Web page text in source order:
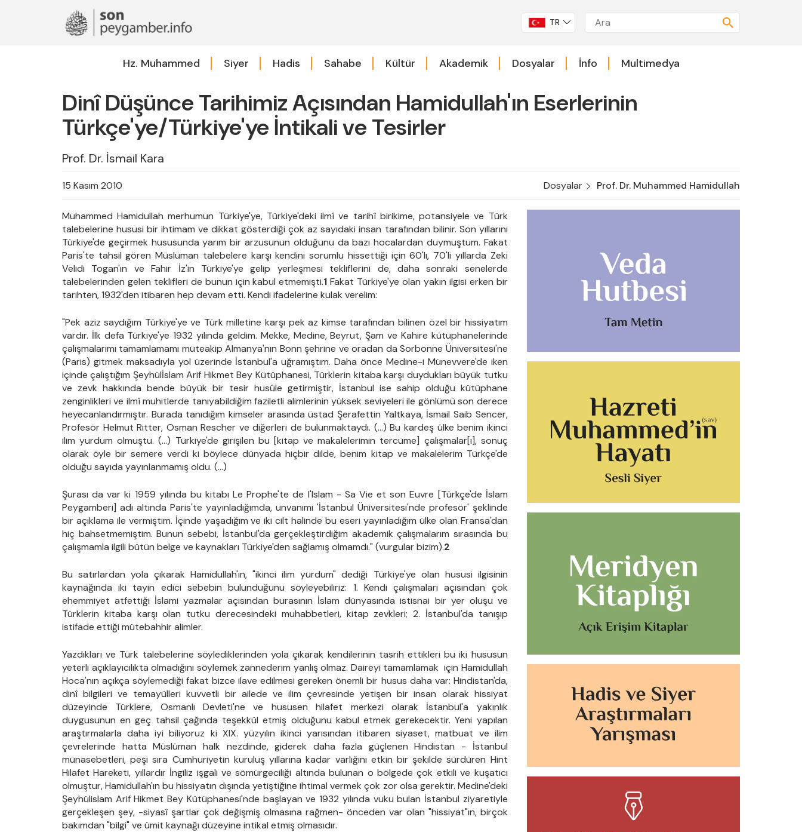
TR
Hz. Muhammed Siyer Hadis Sahabe Kültür Akademik Dosyalar İnfo Multimedya
Dinî Düşünce Tarihimiz Açısından Hamidullah'ın Eserlerinin
Türkçe'ye/Türkiye'ye İntikali ve Tesirler
Prof. Dr. İsmail Kara
15 Kasım 2010 Dosyalar Prof. Dr. Muhammed Hamidullah
Muhammed Hamidullah merhumun Türkiye'ye, Türkiye'deki ilmî ve tarihî birikime, potansiyele ve Türk
talebelerine hususi bir ihtimam ve dikkat gösterdiği çok az sayıdaki insan tarafından bilinir. Son yıllarını
Türkiye'de geçirmek hususunda yarım bir arzusunun olduğunu da bazı hocalardan duymuştum. Fakat
Paris'te tahsil gören Müslüman talebelere karşı kendini sorumlu hissettiği için 60'lı, 70'li yıllarda Zeki
Velidi Togan'ın ve Fahir İz'in Türkiye'ye gelip yerleşmesi tekliflerini de, daha sonraki senelerde
talebelerinden gelen teklifleri de bunun için kabul etmemişti.1 Fakat Türkiye'ye olan yakın ilgisi erken bir
tarihten, 1932'den itibaren hep devam etti. Kendi ifadelerine kulak verelim:
"Pek aziz saydığım Türkiye'ye ve Türk milletine karşı pek az kimse tarafından bilinen özel bir hissiyatım
vardır. İlk defa Türkiye'ye 1932 yılında geldim. Mekke, Medine, Beyrut, Şam ve Kahire kütüphanelerinde
çalışmalarımı tamamlamamı müteakip Almanya'nın Bonn şehrine ve oradan da Sorbonne Üniversitesi'ne
(Paris) gitmek maksadıyla yol üzerinde İstanbul'a uğramıştım. Daha önce Medine-i Münevvere'de iken
içinde çalıştığım Şeyhülİslam Arif Hikmet Bey Kütüphanesi, Türklerin kitaba karşı duydukları büyük tutku
ve zevk hakkında bende büyük bir tesir husûle getirmiştir, İstanbul ise sahip olduğu kütüphane
zenginlikleri ve ilmî muhitlerde tanıyabildiğim faziletli alimlerinin yüksek seviyeleri ile gönlümü son derece
heyecanlandırmıştır. Burada tanıdığım kimseler arasında üstad Şerafettin Yaltkaya, İsmail Saib Sencer,
Profesör Helmut Ritter, Osman Rescher ve diğerleri de bulunmaktaydı. (...) Bu kardeş ülke benim ikinci
ilim yurdum olmuştu. (...) Türkiye'de girişilen bu [kitap ve makalelerimin tercüme] çalışmalar[ı], sonuç
olarak öyle bir semere verdi ki böylece dünyada hiçbir dilde, benim kitap ve makalelerim Türkçe'de
olduğu sayıda yayınlanmamış oldu. (...)
Şurası da var ki 1959 yılında bu kitabı Le Prophe'te de l'Islam - Sa Vie et son Euvre [Türkçe'de İslam
Peygamberi] adı altında Paris'te yayınladığımda, unvanımı 'İstanbul Üniversitesi'nde profesör' şeklinde
bir açıklama ile vermiştim. İçinde yaşadığım ve iki cilt halinde bu eseri yayınladığım ülke olan Fransa'dan
hiç bahsetmemiştim. Bunun sebebi, İstanbul'da gerçekleştirdiğim akademik çalışmalarım sırasında bu
çalışmamla ilgili bütün belge ve kaynakları Türkiye'den sağlamış olmamdı." (vurgular bizim).2
Bu satırlardan yola çıkarak Hamidullah'ın, "ikinci ilim yurdum" dediği Türkiye'ye olan hususi ilgisinin
kaynağında iki tayin edici sebebin bulunduğunu söyleyebiliriz: 1. Kendi çalışmaları açısından çok
ehemmiyet atfettiği İslami yazmalar açısından burasının İslam dünyasında istisnai bir yer oluşu ve
Türklerin kitaba karşı olan tutku derecesindeki muhabbetleri, kitap zevkleri; 2. İstanbul'da tanışıp
istifade ettiği mütebahhir alimler.
Yazdıkları ve Türk talebelerine söylediklerinden yola çıkarak kendilerinin tasrih ettikleri bu iki hususun
yeterli açıklayıcılıkta olmadığını söylemek zannederim yanlış olmaz. Daireyi tamamlamak için Hamidullah
Hoca'nın açıkça söylemediği fakat bizce ilave edilmesi gereken önemli bir husus daha var: Hindistan'da,
dinî bilgileri ve temayülleri kuvvetli bir ailede ve ilim çevresinde yetişen bir insan olarak hissiyat
düzeyinde Türklere, Osmanlı Devleti'ne ve hususen hilafet merkezi olarak İstanbul'a yakınlık
duygusunun en geç tahsil çağında teşekkül etmiş olduğunu kabul etmek gerekecektir. Yeni yapılan
araştırmalarla daha iyi biliyoruz ki XIX. yüzyılın ikinci yarısından itibaren siyaset, matbuat ve ilim
çevrelerinde hatta Müslüman halk nezdinde, giderek daha fazla güçlenen Hindistan - İstanbul
münasebetleri, peşi sıra Cumhuriyetin kuruluş yıllarına kadar varlığını etkin bir şekilde sürdüren Hint
Hilafet Hareketi, yıllardır İngiliz işgali ve sömürgeciliği altında bulunan o bölgede çok etkili ve kuşatıcı
olmuştur, Hamidullah'ın bu hissiyatın dışında yetiştiğine ihtimal vermek çok zor olsa gerektir. Medine'deki
Şeyhülislam Arif Hikmet Bey Kütüphanesi'nde başlayan ve 1932 yılında vuku bulan İstanbul ziyaretiyle
gerçekleşen şey, -siyasî şartlar çok değişmiş olmasına rağmen- önceden var olan "hissiyat"ın, birçok
bakımdan "bilgi" ve ümit kaynağı düzeyine intikal etmiş olmasıdır.